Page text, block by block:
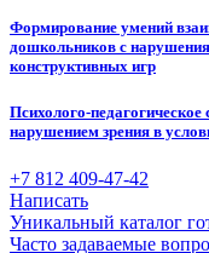
Формирование умений
дошкольников с
конструктивных игр
Психолого-
нарушением зрения в
+7 812 409-47-42
Написать
Уникальный каталог
Часто задаваемые